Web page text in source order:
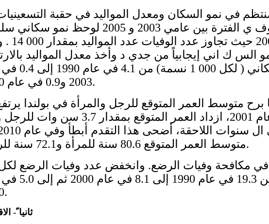
في نمو السكان ومعدل المواليد في حقبة
من القرن الماضي. وف ي الفترة بين عامي 2003 و 2005 لوحظ نمو
ولا سيما في عام
النمو الس ك اني إيجابياً من جدي د وأخذ معدل المواليد
وقد هبط النمو السكاني ( لكل
2003 و0.9 في عام 2010.
عام 1992 ، ما برح متوسط العمر المتوقع للرجل والمرأة في بولندا
متوسط العمر المتوقع 80.6 سنة للمرأة و72.1 سنة للرجل.
في مكافحة وفيات الرضع. وانخفض عدد وفيات الرضع
000 1 مولود ح ي من 19.3 في
2010.
ثانيا ً-